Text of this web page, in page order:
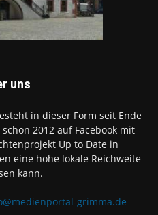
uns
in dieser Form seit Ende
2012 auf Facebook mit
Up to Date in
eine hohe lokale Reichweite
kann.
grimma.de